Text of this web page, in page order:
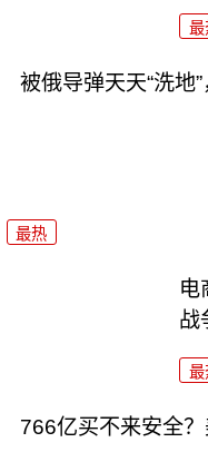
最
被俄导弹天天“洗地
最热
电
战
最
766亿买不来安全